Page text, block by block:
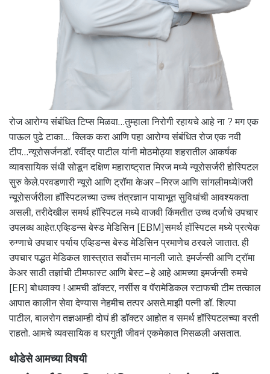
रोज आरोग्य संबंधित टिप्स मिळवा…तुम्हाला निरोगी रहायचे आहे ना ? मग एक
पाऊल पुढे टाका… क्लिक करा आणि पहा आरोग्य संबंधित रोज एक नवी
टीप…न्यूरोसर्जनडॉ. रवींद्र पाटील यांनी मोठमोठ्या शहरातील आकर्षक
व्यावसायिक संधी सोडून दक्षिण महाराष्ट्रात मिरज मध्ये न्यूरोसर्जरी होस्पिटल
सुरु केले.परवडणारी न्यूरो आणि ट्रॉमा केअर – मिरज आणि सांगलीमध्ये!जरी
न्यूरोसर्जरीला हॉस्पिटलच्या उच्च तंत्रज्ञान पायाभूत सुविधांची आवश्यकता
असली, तरीदेखील समर्थ हॉस्पिटल मध्ये वाजवी किंमतीत उच्च दर्जाचे उपचार
उपलब्ध आहेत.एव्हिडन्स बेस्ड मेडिसिन [EBM]समर्थ हॉस्पिटल मध्ये प्रत्येक
रुग्णाचे उपचार पर्याय एव्हिडन्स बेस्ड मेडिसिन प्रमाणेच ठरवले जातात. ही
उपचार पद्धत मेडिकल शास्त्रात सर्वोत्तम मानली जाते. इमर्जन्सी आणि ट्रॉमा
केअर साठी तज्ञांची टीमफास्ट आणि बेस्ट – हे आहे आमच्या इमर्जन्सी रुमचे
[ER] बोधवाक्य ! आमची डॉक्टर, नर्सीस व पॅरामेडिकल स्टाफची टीम तत्काल
आपात कालीन सेवा देण्यास नेहमीच तत्पर असते.माझी पत्नी डॉ. शिल्पा
पाटील, बालरोग तज्ञआम्ही दोघं ही डॉक्टर आहोत व समर्थ हॉस्पिटलच्या वरती
राहतो. आमचे व्यवसायिक व घरगुती जीवनं एकमेकात मिसळली असतात.
थोडेसे आमच्या विषयी